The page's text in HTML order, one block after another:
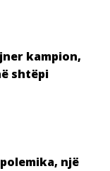
kampion,
shtëpi
një